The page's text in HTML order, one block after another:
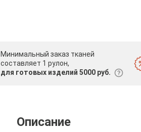
Минимальный заказ тканей
составляет 1 рулон,
для готовых изделий 5000 руб.
Описание